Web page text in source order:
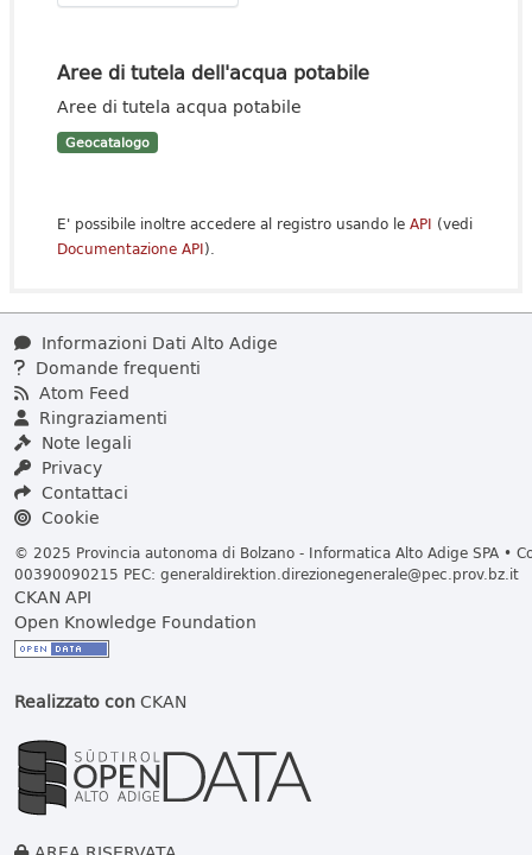
Aree di tutela dell'acqua potabile
Aree di tutela acqua potabile
Geocatalogo
E' possibile inoltre accedere al registro usando le API (vedi
Documentazione API).
Informazioni Dati Alto Adige
Domande frequenti
Atom Feed
Ringraziamenti
Note legali
Privacy
Contattaci
Cookie
© 2025 Provincia autonoma di Bolzano - Informatica Alto Adige SPA •
00390090215 PEC: generaldirektion.direzionegenerale@pec.prov.bz.it
CKAN API
Open Knowledge Foundation
Realizzato conCKAN